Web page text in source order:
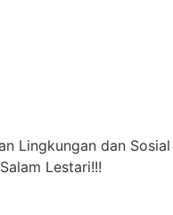
Lingkungan dan
Lestari!!!